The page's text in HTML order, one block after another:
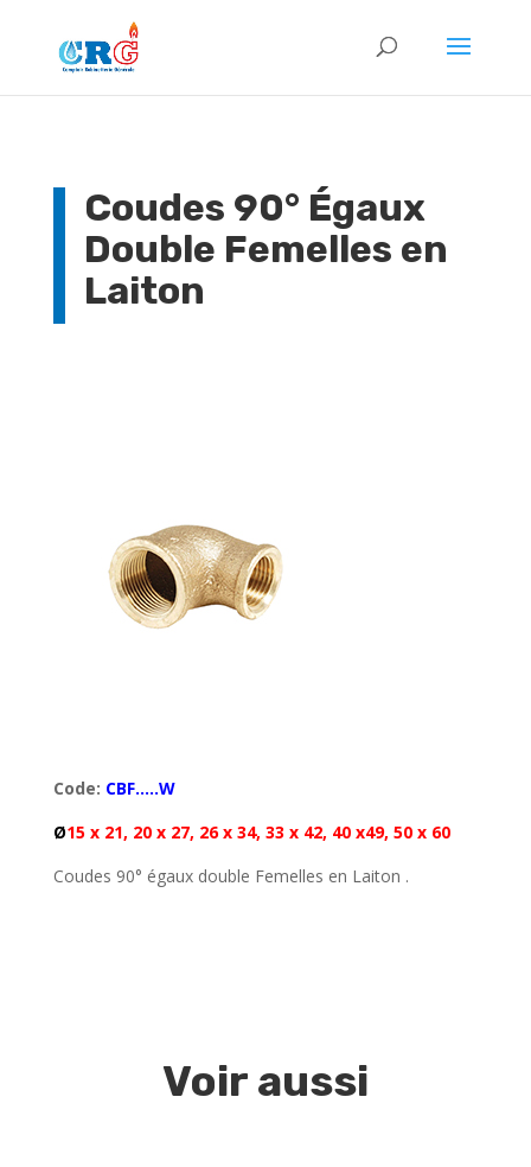
Coudes 90° Égaux
Double Femelles en
Laiton
Code: CBF…..W
Ø15 x 21, 20 x 27, 26 x 34, 33 x 42, 40 x49, 50 x 60
Coudes 90° égaux double Femelles en Laiton .
Voir aussi